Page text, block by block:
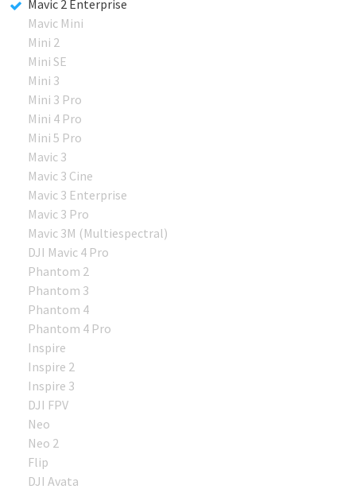
Mavic 2 Enterprise
Mavic Mini
Mini 2
Mini SE
Mini 3
Mini 3 Pro
Mini 4 Pro
Mini 5 Pro
Mavic 3
Mavic 3 Cine
Mavic 3 Enterprise
Mavic 3 Pro
Mavic 3M (Multiespectral)
DJI Mavic 4 Pro
Phantom 2
Phantom 3
Phantom 4
Phantom 4 Pro
Inspire
Inspire 2
Inspire 3
DJI FPV
Neo
Neo 2
Flip
DJI Avata